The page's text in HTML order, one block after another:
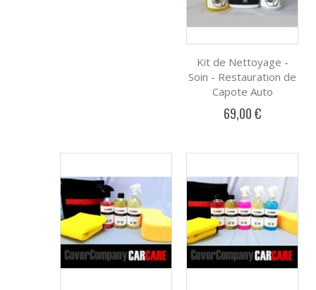
Kit de Nettoyage -
Soin - Restauration de
Capote Auto
69,00 €